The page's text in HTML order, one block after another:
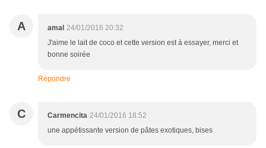
A amal 24/01/2016 20:32
J'aime le lait de coco et cette version est à essayer, merci et
bonne soirée
Répondre
C Carmencita 24/01/2016 18:52
une appétissante version de pâtes exotiques, bises